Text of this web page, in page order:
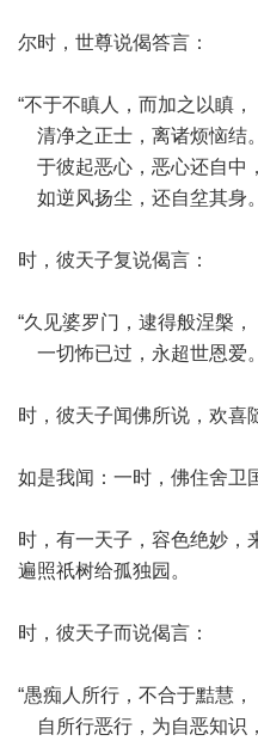
尔时，世尊说偈答言：
“不于不瞋人，而加之以瞋，
清净之正士，离诸烦恼结。
于彼起恶心，恶心还自中，
如逆风扬尘，还自坌其身
时，彼天子复说偈言：
“久见婆罗门，逮得般涅槃，
一切怖已过，永超世恩爱
时，彼天子闻佛所说，欢喜
如是我闻：一时，佛住舍卫
时，有一天子，容色绝妙，
遍照祇树给孤独园。
时，彼天子而说偈言：
“愚痴人所行，不合于黠慧，
自所行恶行，为自恶知识，